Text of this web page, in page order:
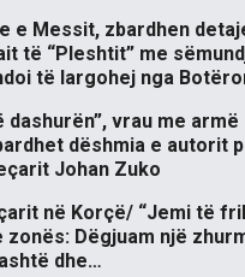
e Messit, zbardhen
të “Pleshtit” me
të largohej nga
dashurën”, vrau me armë
dëshmia e autorit
Johan Zuko
në Korçë/ “Jemi të
Dëgjuam një
dhe…